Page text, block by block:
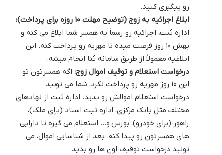
رو پیگیری کنید.
ابلاغ اجرائیه به زوج (توضیح مهلت ۱۰ روزه برای پرداخت):
اداره ثبت، اجرائیه رو رسماً به همسر شما ابلاغ می کنه و
بهش ۱۰ روز فرصت میده تا مهریه رو پرداخت کنه. این
ابلاغیه معمولاً از طریق سامانه ثنا انجام میشه.
درخواست استعلام و توقیف اموال زوج: اگه همسرتون تو
این ۱۰ روز مهریه رو پرداخت نکرد، شما می تونید
درخواست استعلام اموالش رو بدید. اداره ثبت از نهادهای
مختلف مثل بانک مرکزی، اداره ثبت اسناد (برای ملک)،
راهور (برای خودرو)، بورس و… استعلام می گیره تا دارایی
های همسرتون رو پیدا کنه. بعد از شناسایی اموال، می
تونید درخواست توقیف اون ها رو بدید.